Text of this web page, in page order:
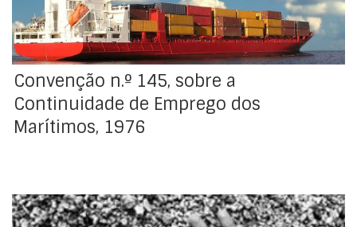
Convenção n.º 145, sobre a
Continuidade de Emprego dos
Marítimos, 1976